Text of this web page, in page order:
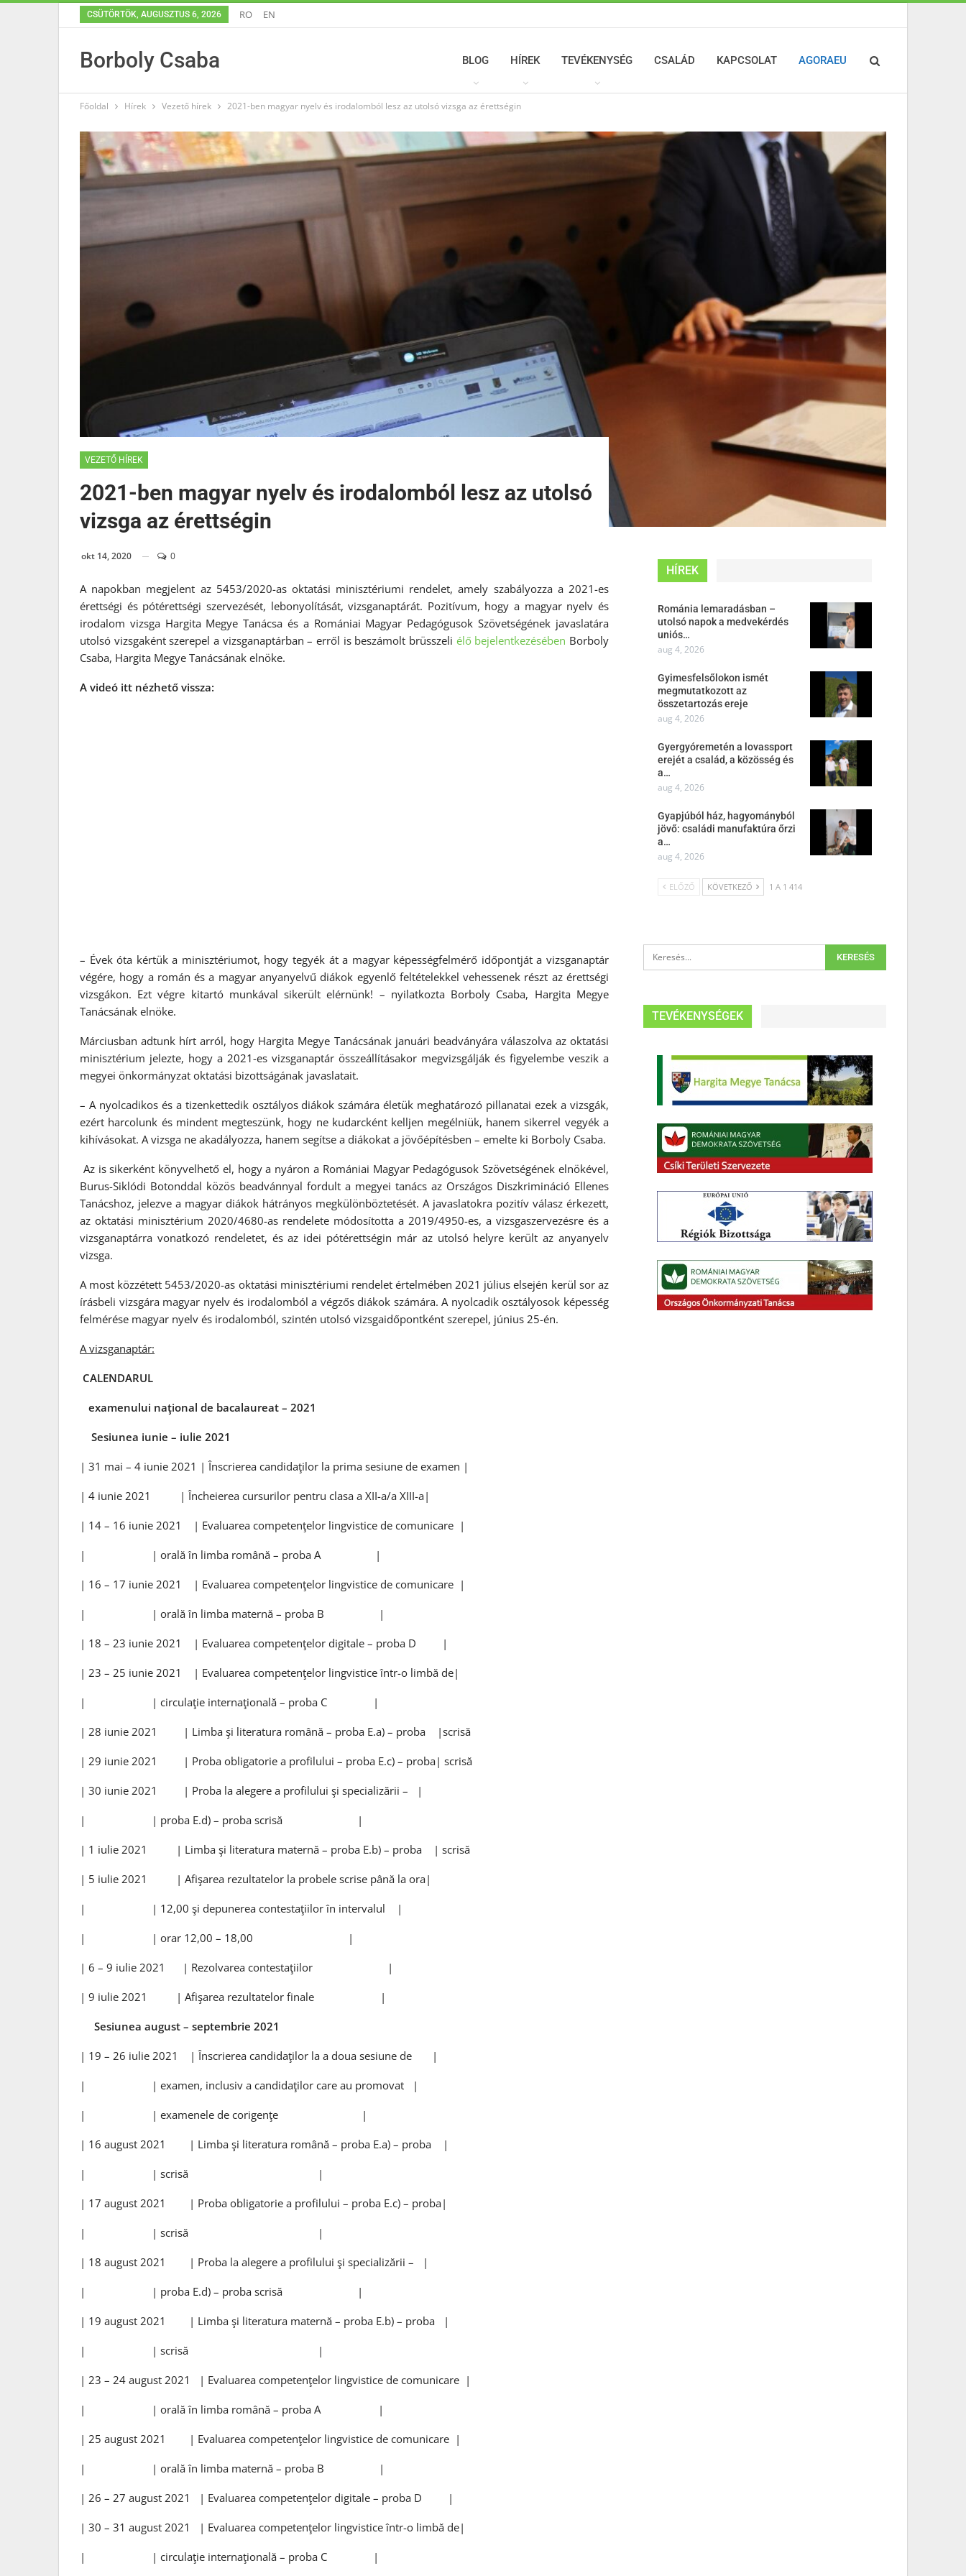
CSÜTÖRTÖK, AUGUSZTUS 6, 2026 RO EN
Borboly Csaba BLOG HÍREK TEVÉKENYSÉG CSALÁD KAPCSOLAT AGORAEU
Főoldal Hírek Vezető hírek 2021-ben magyar nyelv és irodalomból lesz az utolsó vizsga az érettségin
VEZETŐ HÍREK
2021-ben magyar nyelv és irodalomból lesz az utolsó
vizsga az érettségin
okt 14, 2020 0
A napokban megjelent az 5453/2020-as oktatási minisztériumi rendelet, amely szabályozza a 2021-es
érettségi és pótérettségi szervezését, lebonyolítását, vizsganaptárát. Pozitívum, hogy a magyar nyelv és
irodalom vizsga Hargita Megye Tanácsa és a Romániai Magyar Pedagógusok Szövetségének javaslatára
utolsó vizsgaként szerepel a vizsganaptárban – erről is beszámolt brüsszeli élő bejelentkezésében Borboly
Csaba, Hargita Megye Tanácsának elnöke.
A videó itt nézhető vissza:
– Évek óta kértük a minisztériumot, hogy tegyék át a magyar képességfelmérő időpontját a vizsganaptár
végére, hogy a román és a magyar anyanyelvű diákok egyenlő feltételekkel vehessenek részt az érettségi
vizsgákon. Ezt végre kitartó munkával sikerült elérnünk! – nyilatkozta Borboly Csaba, Hargita Megye
Tanácsának elnöke.
Márciusban adtunk hírt arról, hogy Hargita Megye Tanácsának januári beadványára válaszolva az oktatási
minisztérium jelezte, hogy a 2021-es vizsganaptár összeállításakor megvizsgálják és figyelembe veszik a
megyei önkormányzat oktatási bizottságának javaslatait.
– A nyolcadikos és a tizenkettedik osztályos diákok számára életük meghatározó pillanatai ezek a vizsgák,
ezért harcolunk és mindent megteszünk, hogy ne kudarcként kelljen megélniük, hanem sikerrel vegyék a
kihívásokat. A vizsga ne akadályozza, hanem segítse a diákokat a jövőépítésben – emelte ki Borboly Csaba.
Az is sikerként könyvelhető el, hogy a nyáron a Romániai Magyar Pedagógusok Szövetségének elnökével,
Burus-Siklódi Botonddal közös beadvánnyal fordult a megyei tanács az Országos Diszkrimináció Ellenes
Tanácshoz, jelezve a magyar diákok hátrányos megkülönböztetését. A javaslatokra pozitív válasz érkezett,
az oktatási minisztérium 2020/4680-as rendelete módosította a 2019/4950-es, a vizsgaszervezésre és a
vizsganaptárra vonatkozó rendeletet, és az idei pótérettségin már az utolsó helyre került az anyanyelv
vizsga.
A most közzétett 5453/2020-as oktatási minisztériumi rendelet értelmében 2021 július elsején kerül sor az
írásbeli vizsgára magyar nyelv és irodalomból a végzős diákok számára. A nyolcadik osztályosok képesség
felmérése magyar nyelv és irodalomból, szintén utolsó vizsgaidőpontként szerepel, június 25-én.
A vizsganaptár:
CALENDARUL
examenului naţional de bacalaureat – 2021
Sesiunea iunie – iulie 2021
| 31 mai – 4 iunie 2021 | Înscrierea candidaţilor la prima sesiune de examen |
| 4 iunie 2021 | Încheierea cursurilor pentru clasa a XII-a/a XIII-a|
| 14 – 16 iunie 2021 | Evaluarea competenţelor lingvistice de comunicare |
| | orală în limba română – proba A |
| 16 – 17 iunie 2021 | Evaluarea competenţelor lingvistice de comunicare |
| | orală în limba maternă – proba B |
| 18 – 23 iunie 2021 | Evaluarea competenţelor digitale – proba D |
| 23 – 25 iunie 2021 | Evaluarea competenţelor lingvistice într-o limbă de|
| | circulaţie internaţională – proba C |
| 28 iunie 2021 | Limba şi literatura română – proba E.a) – proba |scrisă
| 29 iunie 2021 | Proba obligatorie a profilului – proba E.c) – proba| scrisă
| 30 iunie 2021 | Proba la alegere a profilului şi specializării – |
| | proba E.d) – proba scrisă |
| 1 iulie 2021 | Limba şi literatura maternă – proba E.b) – proba | scrisă
| 5 iulie 2021 | Afişarea rezultatelor la probele scrise până la ora|
| | 12,00 şi depunerea contestaţiilor în intervalul |
| | orar 12,00 – 18,00 |
| 6 – 9 iulie 2021 | Rezolvarea contestaţiilor |
| 9 iulie 2021 | Afişarea rezultatelor finale |
Sesiunea august – septembrie 2021
| 19 – 26 iulie 2021 | Înscrierea candidaţilor la a doua sesiune de |
| | examen, inclusiv a candidaţilor care au promovat |
| | examenele de corigenţe |
| 16 august 2021 | Limba şi literatura română – proba E.a) – proba |
| | scrisă |
| 17 august 2021 | Proba obligatorie a profilului – proba E.c) – proba|
| | scrisă |
| 18 august 2021 | Proba la alegere a profilului şi specializării – |
| | proba E.d) – proba scrisă |
| 19 august 2021 | Limba şi literatura maternă – proba E.b) – proba |
| | scrisă |
| 23 – 24 august 2021 | Evaluarea competenţelor lingvistice de comunicare |
| | orală în limba română – proba A |
| 25 august 2021 | Evaluarea competenţelor lingvistice de comunicare |
| | orală în limba maternă – proba B |
| 26 – 27 august 2021 | Evaluarea competenţelor digitale – proba D |
| 30 – 31 august 2021 | Evaluarea competenţelor lingvistice într-o limbă de|
| | circulaţie internaţională – proba C |
HÍREK
Románia lemaradásban –
utolsó napok a medvekérdés
uniós…
aug 4, 2026
Gyimesfelsőlokon ismét
megmutatkozott az
összetartozás ereje
aug 4, 2026
Gyergyóremetén a lovassport
erejét a család, a közösség és
a…
aug 4, 2026
Gyapjúból ház, hagyományból
jövő: családi manufaktúra őrzi
a…
aug 4, 2026
ELŐZŐ KÖVETKEZŐ 1 A 1 414
TEVÉKENYSÉGEK